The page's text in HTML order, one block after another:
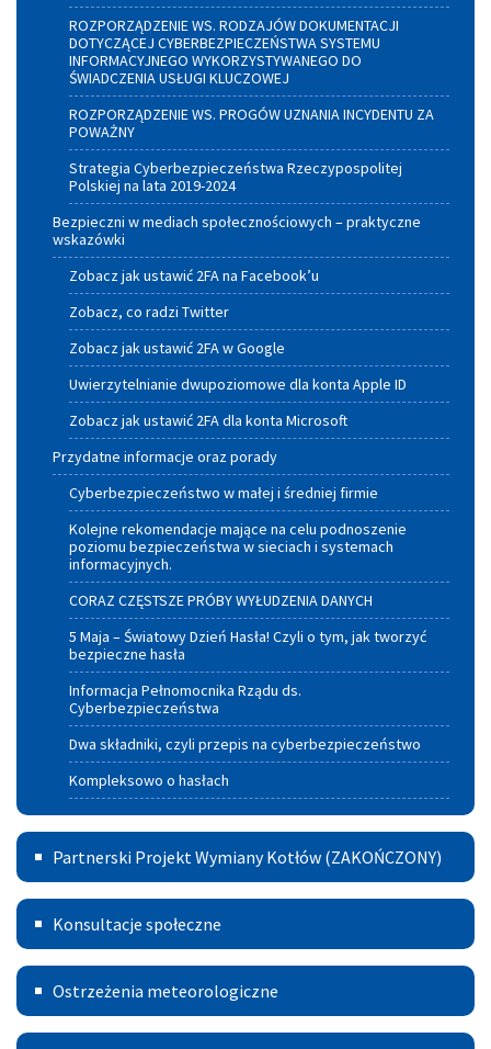
ROZPORZĄDZENIE WS. RODZAJÓW DOKUMENTACJI
DOTYCZĄCEJ CYBERBEZPIECZEŃSTWA SYSTEMU
INFORMACYJNEGO WYKORZYSTYWANEGO DO
ŚWIADCZENIA USŁUGI KLUCZOWEJ
ROZPORZĄDZENIE WS. PROGÓW UZNANIA INCYDENTU ZA
POWAŻNY
Strategia Cyberbezpieczeństwa Rzeczypospolitej
Polskiej na lata 2019-2024
Bezpieczni w mediach społecznościowych – praktyczne
wskazówki
Zobacz jak ustawić 2FA na Facebook’u
Zobacz, co radzi Twitter
Zobacz jak ustawić 2FA w Google
Uwierzytelnianie dwupoziomowe dla konta Apple ID
Zobacz jak ustawić 2FA dla konta Microsoft
Przydatne informacje oraz porady
Cyberbezpieczeństwo w małej i średniej firmie
Kolejne rekomendacje mające na celu podnoszenie
poziomu bezpieczeństwa w sieciach i systemach
informacyjnych.
CORAZ CZĘSTSZE PRÓBY WYŁUDZENIA DANYCH
5 Maja – Światowy Dzień Hasła! Czyli o tym, jak tworzyć
bezpieczne hasła
Informacja Pełnomocnika Rządu ds.
Cyberbezpieczeństwa
Dwa składniki, czyli przepis na cyberbezpieczeństwo
Kompleksowo o hasłach
Partnerski
Projekt
Wymiany
Kotłów
Partnerski Projekt Wymiany Kotłów (ZAKOŃCZONY)
Konsultacje
Konsultacje społeczne
Ostrzeżenia
meteorologiczne
Ostrzeżenia meteorologiczne